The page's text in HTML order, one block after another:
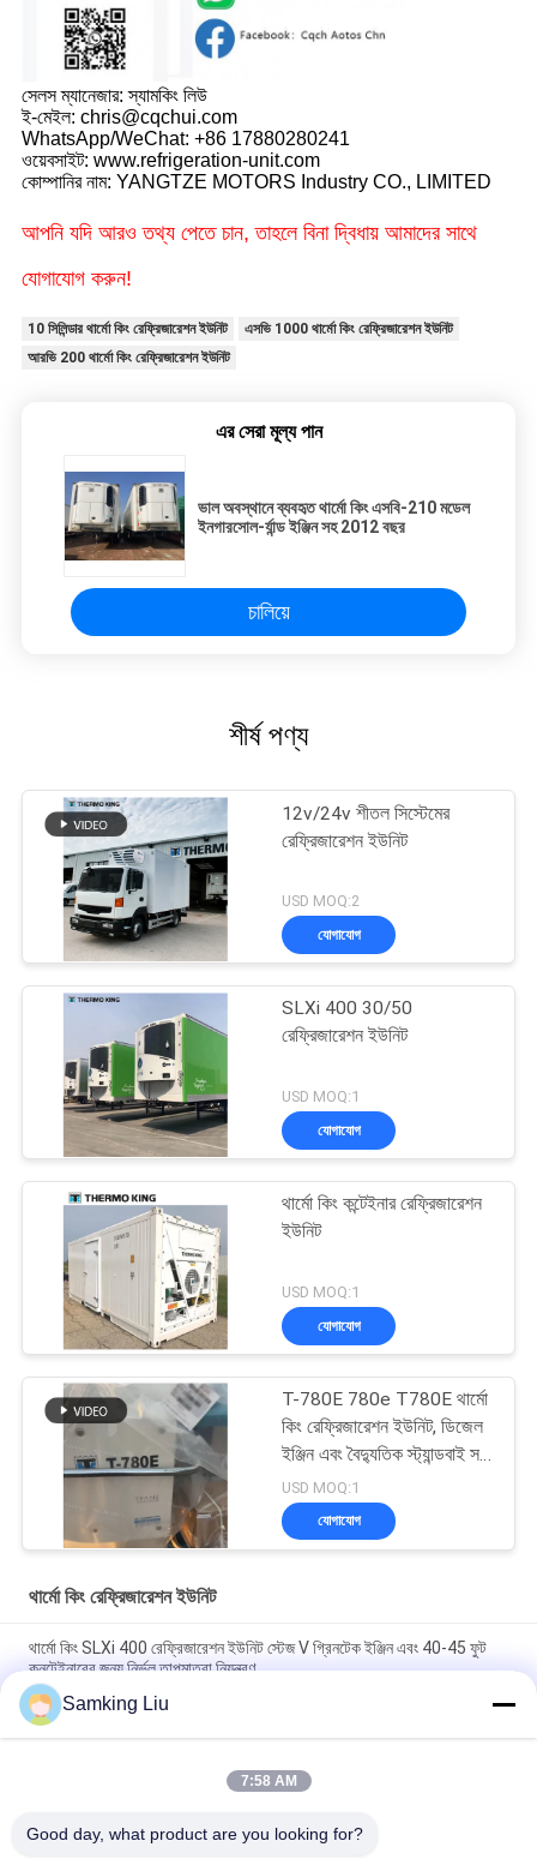
সেলস ম্যানেজার: স্যামকিং লিউ
ই-মেইল: chris@cqchui.com
WhatsApp/WeChat: +86 17880280241
ওয়েবসাইট: www.refrigeration-unit.com
কোম্পানির নাম: YANGTZE MOTORS Industry CO., LIMITED
আপনি যদি আরও তথ্য পেতে চান, তাহলে বিনা দ্বিধায় আমাদের সাথে
যোগাযোগ করুন!
10 সিলিন্ডার থার্মো কিং রেফ্রিজারেশন ইউনিট
এসভি 1000 থার্মো কিং রেফ্রিজারেশন ইউনিট
আরভি 200 থার্মো কিং রেফ্রিজারেশন ইউনিট
এর সেরা মূল্য পান
ভাল অবস্থানে ব্যবহৃত থার্মো কিং এসবি-210 মডেল
ইনগারসোল-র্যান্ড ইঞ্জিন সহ 2012 বছর
চালিয়ে
শীর্ষ পণ্য
12v/24v শীতল সিস্টেমের
রেফ্রিজারেশন ইউনিট
USD MOQ:2
যোগাযোগ
SLXi 400 30/50
রেফ্রিজারেশন ইউনিট
USD MOQ:1
যোগাযোগ
থার্মো কিং কন্টেইনার রেফ্রিজারেশন
ইউনিট
USD MOQ:1
যোগাযোগ
T-780E 780e T780E থার্মো
কিং রেফ্রিজারেশন ইউনিট, ডিজেল
ইঞ্জিন এবং বৈদ্যুতিক স্ট্যান্ডবাই সহ
বৈদ্যুতিক পাখা, যা চীনে তৈরি
USD MOQ:1
যোগাযোগ
থার্মো কিং রেফ্রিজারেশন ইউনিট
থার্মো কিং SLXi 400 রেফ্রিজারেশন ইউনিট স্টেজ V গ্রিনটেক ইঞ্জিন এবং 40-45 ফুট
কনটেইনারের জন্য নির্ভুল তাপমাত্রা নিয়ন্ত্রণ
মডেল লেজেন্ড L-1880 30/50 THERMO KING নতুন ট্রেলার রেফ্রিজারেশন ইউনিট
এশিয়া প্যাসিফিক বাজার ভাল জ্বালানী অর্থনীতি এবং শক্তিশালী শীতল কর্মক্ষমতা
টি-৮৮০ প্রো টি-৮০ টি-৬৮০প্রো/টি-৭৮০প্রো/টি-১০৮০প্রো/টি-১২৮০প্রো
Samking Liu
7:58 AM
Good day, what product are you looking for?